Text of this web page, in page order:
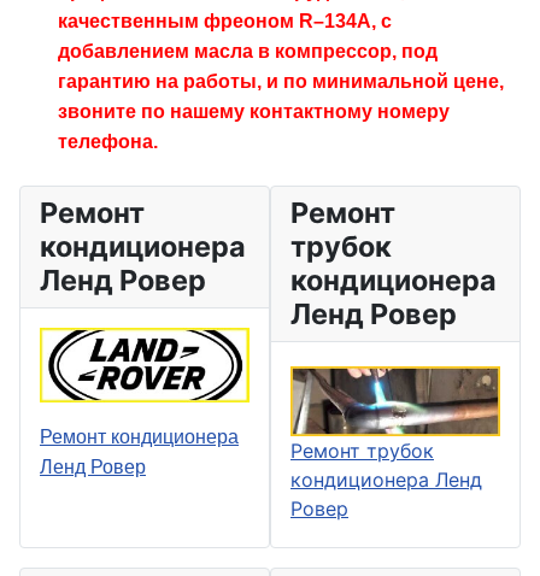
качественным фреоном R–134A, с
добавлением масла в компрессор, под
гарантию на работы, и по минимальной цене,
звоните по нашему контактному номеру
телефона.
Ремонт
кондиционера
Ленд Ровер
Ремонт кондиционера
Ленд Ровер
Ремонт
трубок
кондиционера
Ленд Ровер
Ремонт трубок
кондиционера Ленд
Ровер